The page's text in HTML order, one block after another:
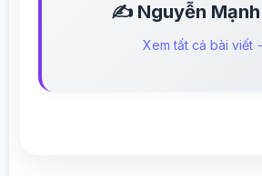
✍️ Nguyễn Mạnh
Xem tất cả bài viết